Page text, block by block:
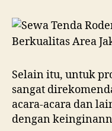
Selain itu, untuk
sangat
acara-acara dan
dengan